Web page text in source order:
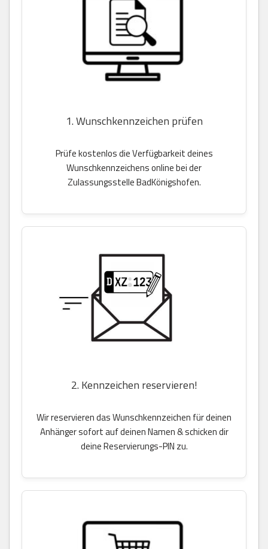
1. Wunschkennzeichen prüfen
Prüfe kostenlos die Verfügbarkeit deines
Wunschkennzeichens online bei der
Zulassungsstelle BadKönigshofen.
2. Kennzeichen reservieren!
Wir reservieren das Wunschkennzeichen für deinen
Anhänger sofort auf deinen Namen & schicken dir
deine Reservierungs-PIN zu.